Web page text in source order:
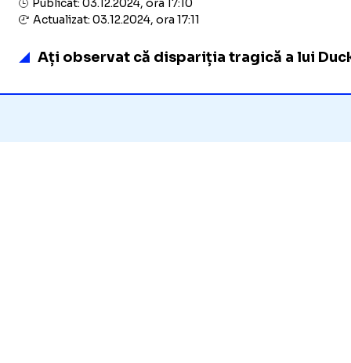
Publicat: 03.12.2024, ora 17:10
Actualizat: 03.12.2024, ora 17:11
Ați observat că dispariția tragică a lui